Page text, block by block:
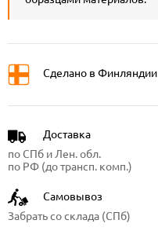
Сделано в Финляндии
Доставка
по СПб и Лен. обл.
по РФ (до трансп. комп.)
Самовывоз
Забрать со склада (СПб)